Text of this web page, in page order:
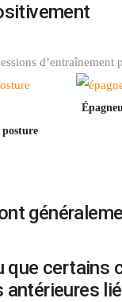
certains
antérieures